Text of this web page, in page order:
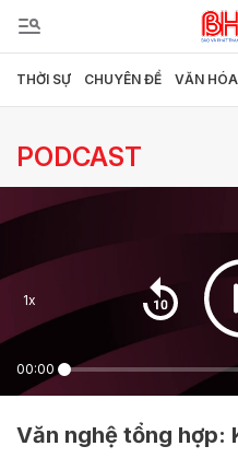
THỜI SỰ CHUYÊN ĐỀ VĂN
PODCAST
1x
00:00
Văn nghệ tổng hợp:
Gửi bình luận